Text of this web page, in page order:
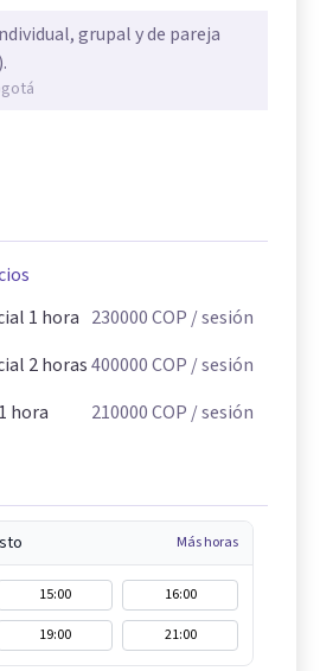
grupal y de pareja
1 hora 230000COP / sesión
2 horas400000COP / sesión
hora
210000COP / sesión
Más horas
15:00
16:00
19:00 21:00